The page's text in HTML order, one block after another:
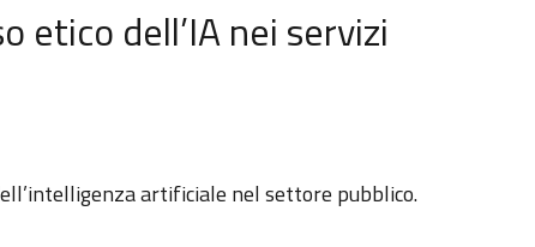
etico dell’IA nei servizi
artificiale nel settore pubblico.